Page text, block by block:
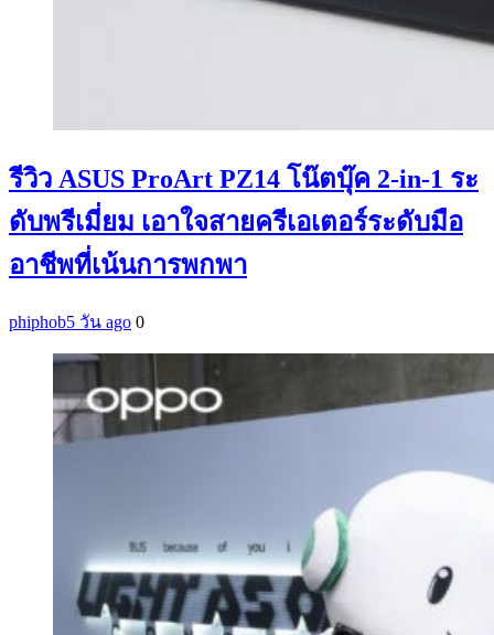
รีวิว ASUS ProArt PZ14 โน๊ตบุ๊ค 2-in-1 ระ
ดับพรีเมี่ยม เอาใจสายครีเอเตอร์ระดับมือ
อาชีพที่เน้นการพกพา
phiphob5 วัน ago 0